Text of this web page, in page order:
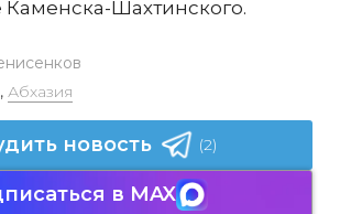
Каменска-Шахтинского.
, Абхазия
новость (2)
в MAX